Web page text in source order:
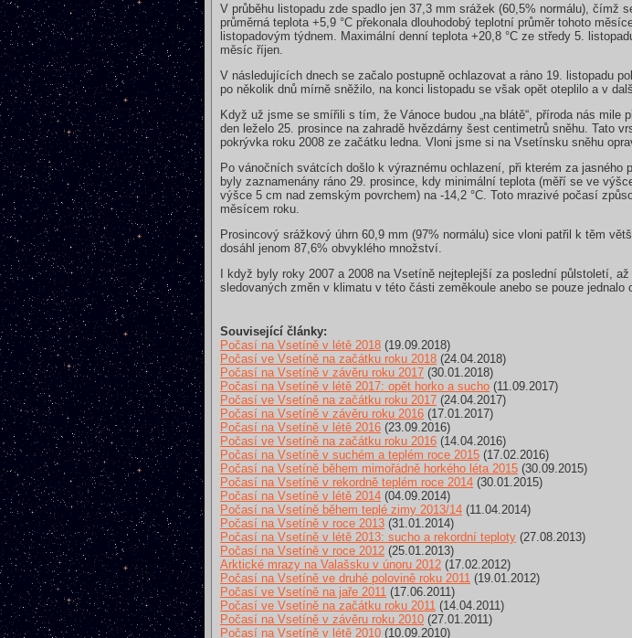
V průběhu listopadu zde spadlo jen 37,3 mm srážek (60,5% normálu),
průměrná teplota +5,9 °C překonala dlouhodobý teplotní průměr tohoto
listopadovým týdnem. Maximální denní teplota +20,8 °C ze středy 5.
měsíc říjen.
V následujících dnech se začalo postupně ochlazovat a ráno 19. listopadu
po několik dnů mírně sněžilo, na konci listopadu se však opět oteplilo a v
Když už jsme se smířili s tím, že Vánoce budou „na blátě“, příroda nás
den leželo 25. prosince na zahradě hvězdárny šest centimetrů sněhu. Tato
pokrývka roku 2008 ze začátku ledna. Vloni jsme si na Vsetínsku sněhu
Po vánočních svátcích došlo k výraznému ochlazení, při kterém za jasného
byly zaznamenány ráno 29. prosince, kdy minimální teplota (měří se ve
výšce 5 cm nad zemským povrchem) na -14,2 °C. Toto mrazivé počasí
měsícem roku.
Prosincový srážkový úhrn 60,9 mm (97% normálu) sice vloni patřil k těm
dosáhl jenom 87,6% obvyklého množství.
I když byly roky 2007 a 2008 na Vsetíně nejteplejší za poslední půlstoletí,
sledovaných změn v klimatu v této části zeměkoule anebo se pouze jednalo
Související články:
Počasí na Vsetíně v létě 2018 (19.09.2018)
Počasí ve Vsetíně na začátku roku 2018 (24.04.2018)
Počasí na Vsetíně v závěru roku 2017 (30.01.2018)
Počasí na Vsetíně v létě 2017: opět horko a sucho (11.09.2017)
Počasí ve Vsetíně na začátku roku 2017 (24.04.2017)
Počasí na Vsetíně v závěru roku 2016 (17.01.2017)
Počasí na Vsetíně v létě 2016 (23.09.2016)
Počasí ve Vsetíně na začátku roku 2016 (14.04.2016)
Počasí na Vsetíně v suchém a teplém roce 2015 (17.02.2016)
Počasí na Vsetíně během mimořádně horkého léta 2015 (30.09.2015)
Počasí na Vsetíně v rekordně teplém roce 2014 (30.01.2015)
Počasí na Vsetíně v létě 2014 (04.09.2014)
Počasí na Vsetíně během teplé zimy 2013/14 (11.04.2014)
Počasí na Vsetíně v roce 2013 (31.01.2014)
Počasí na Vsetíně v létě 2013: sucho a rekordní teploty (27.08.2013)
Počasí na Vsetíně v roce 2012 (25.01.2013)
Arktické mrazy na Valašsku v únoru 2012 (17.02.2012)
Počasí na Vsetíně ve druhé polovině roku 2011 (19.01.2012)
Počasí ve Vsetíně na jaře 2011 (17.06.2011)
Počasí ve Vsetíně na začátku roku 2011 (14.04.2011)
Počasí na Vsetíně v závěru roku 2010 (27.01.2011)
Počasí na Vsetíně v létě 2010 (10.09.2010)